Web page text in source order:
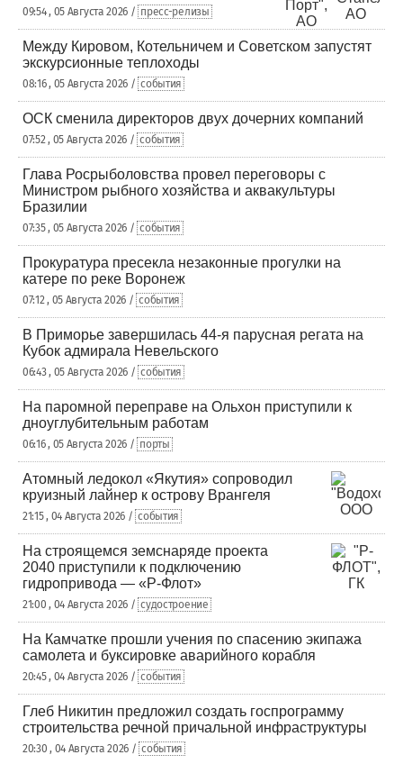
09:54 , 05 Августа 2026 / пресс-релизы
Между Кировом, Котельничем и Советском запустят
экскурсионные теплоходы
08:16 , 05 Августа 2026 / события
ОСК сменила директоров двух дочерних компаний
07:52 , 05 Августа 2026 / события
Глава Росрыболовства провел переговоры с
Министром рыбного хозяйства и аквакультуры
Бразилии
07:35 , 05 Августа 2026 / события
Прокуратура пресекла незаконные прогулки на
катере по реке Воронеж
07:12 , 05 Августа 2026 / события
В Приморье завершилась 44-я парусная регата на
Кубок адмирала Невельского
06:43 , 05 Августа 2026 / события
На паромной переправе на Ольхон приступили к
дноуглубительным работам
06:16 , 05 Августа 2026 / порты
Атомный ледокол «Якутия» сопроводил
круизный лайнер к острову Врангеля
21:15 , 04 Августа 2026 / события
На строящемся земснаряде проекта
2040 приступили к подключению
гидропривода — «Р-Флот»
21:00 , 04 Августа 2026 / судостроение
На Камчатке прошли учения по спасению экипажа
самолета и буксировке аварийного корабля
20:45 , 04 Августа 2026 / события
Глеб Никитин предложил создать госпрограмму
строительства речной причальной инфраструктуры
20:30 , 04 Августа 2026 / события